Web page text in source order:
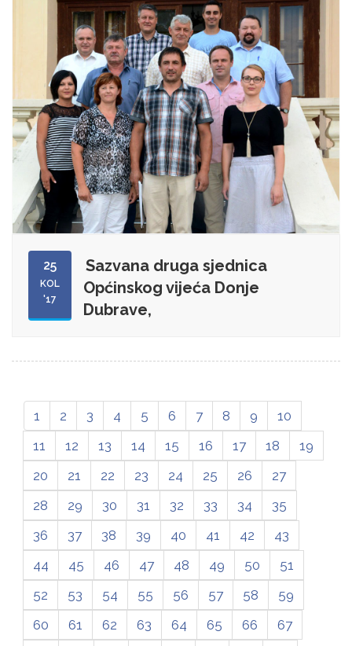
25
KOL
'17
Sazvana druga sjednica
Općinskog vijeća Donje
Dubrave,
1 2 3 4 5 6 7 8 9
10
11
12 13 14 15 16 17 18
19
20
21 22 23 24 25 26
27
28
29 30 31 32 33 34
35
36
37 38 39 40 41 42
43
44
45 46 47 48 49 50
51
52
53 54 55 56 57 58
59
60
61 62 63 64 65 66
67